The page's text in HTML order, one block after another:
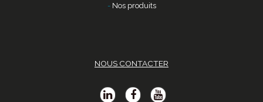
Nos produits
NOUS CONTACTER